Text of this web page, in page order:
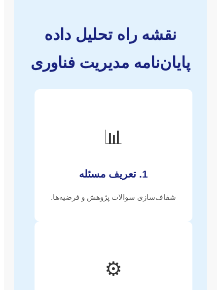
نقشه راه تحلیل داده
پایان‌نامه مدیریت فناوری
📊
1. تعریف مسئله
شفاف‌سازی سوالات پژوهش و فرضیه‌ها.
⚙️